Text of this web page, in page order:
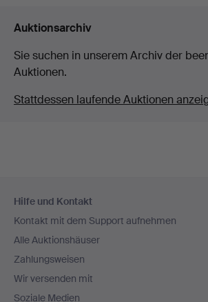
Auktionsarchiv
Sie suchen in unserem Archiv der
Auktionen.
Stattdessen laufende Auktionen
Navigation
Hilfe und Kontakt
Kontakt mit dem Support aufnehmen
Alle Auktionshäuser
Zahlungsweisen
Wir versenden mit
Soziale Medien